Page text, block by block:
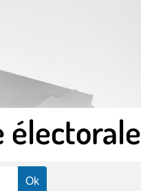
électorale